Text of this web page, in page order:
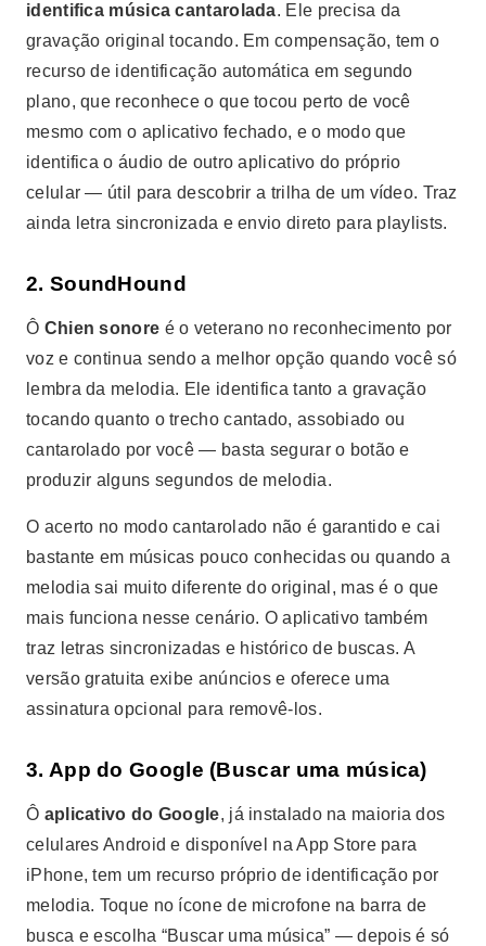
identifica música cantarolada. Ele precisa da
gravação original tocando. Em compensação, tem o
recurso de identificação automática em segundo
plano, que reconhece o que tocou perto de você
mesmo com o aplicativo fechado, e o modo que
identifica o áudio de outro aplicativo do próprio
celular — útil para descobrir a trilha de um vídeo. Traz
ainda letra sincronizada e envio direto para playlists.
2. SoundHound
Ô Chien sonore é o veterano no reconhecimento por
voz e continua sendo a melhor opção quando você só
lembra da melodia. Ele identifica tanto a gravação
tocando quanto o trecho cantado, assobiado ou
cantarolado por você — basta segurar o botão e
produzir alguns segundos de melodia.
O acerto no modo cantarolado não é garantido e cai
bastante em músicas pouco conhecidas ou quando a
melodia sai muito diferente do original, mas é o que
mais funciona nesse cenário. O aplicativo também
traz letras sincronizadas e histórico de buscas. A
versão gratuita exibe anúncios e oferece uma
assinatura opcional para removê-los.
3. App do Google (Buscar uma música)
Ô aplicativo do Google, já instalado na maioria dos
celulares Android e disponível na App Store para
iPhone, tem um recurso próprio de identificação por
melodia. Toque no ícone de microfone na barra de
busca e escolha “Buscar uma música” — depois é só